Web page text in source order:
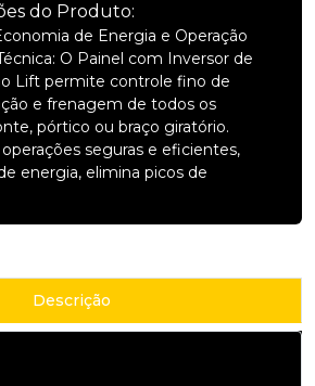
do Produto:
de Energia e Operação
O Painel com Inversor de
Lift permite controle fino de
e frenagem de todos os
pórtico ou braço giratório.
seguras e eficientes,
energia, elimina picos de
Descrição